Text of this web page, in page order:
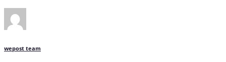
wepost team